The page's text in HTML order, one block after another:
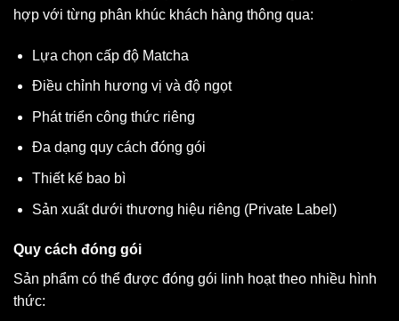
hợp với từng phân khúc khách hàng thông qua:
Lựa chọn cấp độ Matcha
Điều chỉnh hương vị và độ ngọt
Phát triển công thức riêng
Đa dạng quy cách đóng gói
Thiết kế bao bì
Sản xuất dưới thương hiệu riêng (Private Label)
Quy cách đóng gói
Sản phẩm có thể được đóng gói linh hoạt theo nhiều hình
thức: